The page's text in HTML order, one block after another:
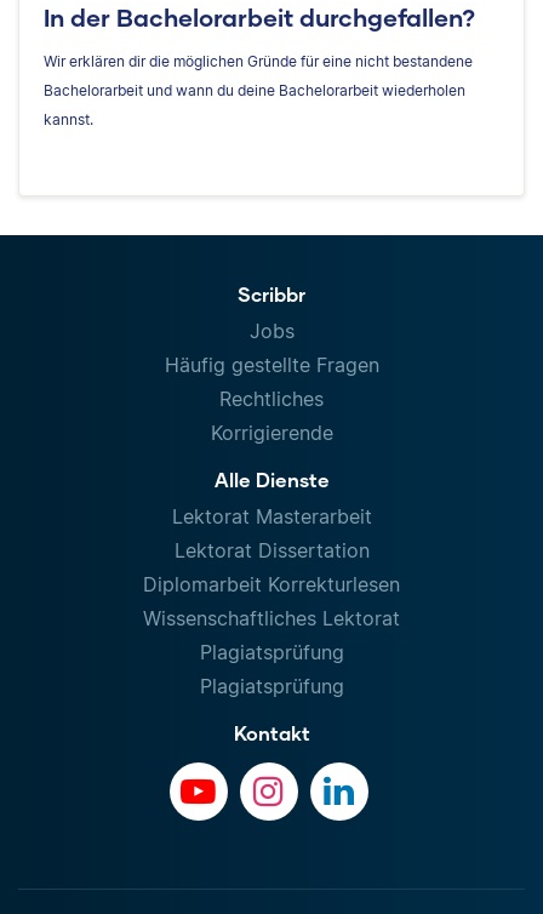
In der Bachelorarbeit durchgefallen?
Wir erklären dir die möglichen Gründe für eine nicht bestandene
Bachelorarbeit und wann du deine Bachelorarbeit wiederholen
kannst.
Scribbr
Jobs
Häufig gestellte Fragen
Rechtliches
Korrigierende
Alle Dienste
Lektorat Masterarbeit
Lektorat Dissertation
Diplomarbeit Korrekturlesen
Wissenschaftliches Lektorat
Plagiatsprüfung
Plagiatsprüfung
Kontakt